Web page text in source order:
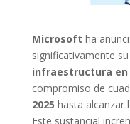
Microsoft ha
significativamente
infraestructura en
compromiso de
2025 hasta alcanzar
Este sustancial